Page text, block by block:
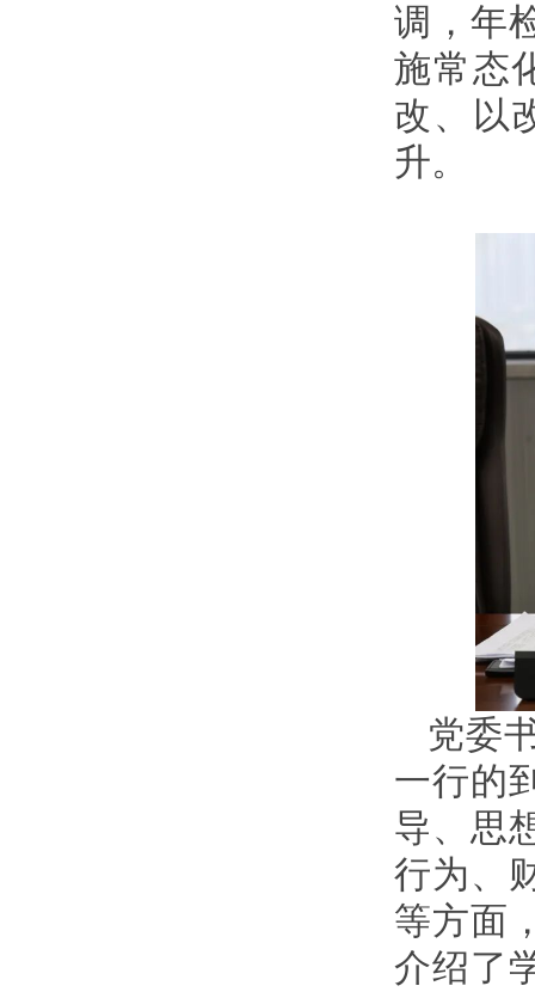
调，年
施常态
改、以
升。
党委
一行的
导、思
行为、
等方面
介绍了